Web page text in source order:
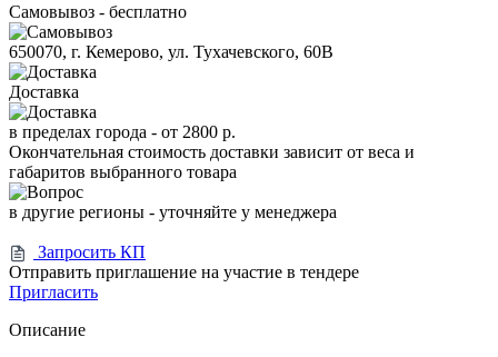
Самовывоз - бесплатно
650070, г. Кемерово, ул. Тухачевского, 60В
Доставка
в пределах города - от 2800 р.
Окончательная стоимость доставки зависит от веса и
габаритов выбранного товара
в другие регионы - уточняйте у менеджера
Запросить КП
Отправить приглашение на участие в тендере
Пригласить
Описание